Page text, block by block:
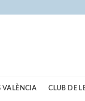
VALÈNCIA CLUB DE